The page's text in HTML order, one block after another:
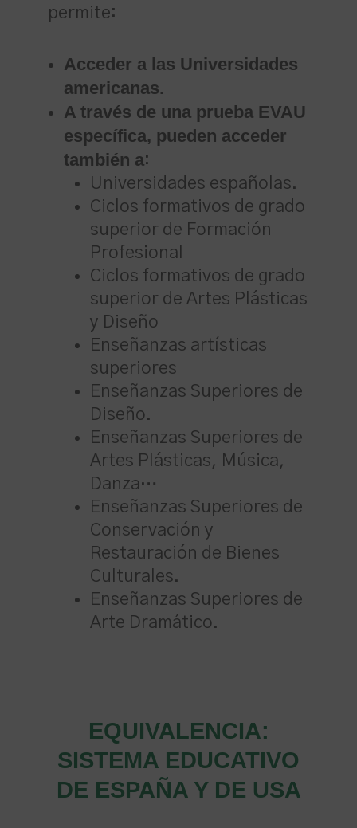
permite:
Acceder a las Universidades
americanas.
A través de una prueba EVAU
específica, pueden acceder
también a:
Universidades españolas.
Ciclos formativos de grado
superior de Formación
Profesional
Ciclos formativos de grado
superior de Artes Plásticas
y Diseño
Enseñanzas artísticas
superiores
Enseñanzas Superiores de
Diseño.
Enseñanzas Superiores de
Artes Plásticas, Música,
Danza…
Enseñanzas Superiores de
Conservación y
Restauración de Bienes
Culturales.
Enseñanzas Superiores de
Arte Dramático.
EQUIVALENCIA:
SISTEMA EDUCATIVO
DE ESPAÑA Y DE USA